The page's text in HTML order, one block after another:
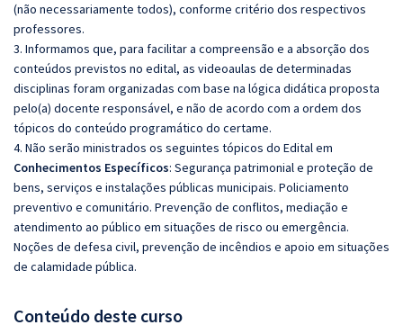
(não necessariamente todos), conforme critério dos respectivos
professores.
3. Informamos que, para facilitar a compreensão e a absorção dos
conteúdos previstos no edital, as videoaulas de determinadas
disciplinas foram organizadas com base na lógica didática proposta
pelo(a) docente responsável, e não de acordo com a ordem dos
tópicos do conteúdo programático do certame.
4. Não serão ministrados os seguintes tópicos do Edital em
Conhecimentos Específicos: Segurança patrimonial e proteção de
bens, serviços e instalações públicas municipais. Policiamento
preventivo e comunitário. Prevenção de conflitos, mediação e
atendimento ao público em situações de risco ou emergência.
Noções de defesa civil, prevenção de incêndios e apoio em situações
de calamidade pública.
Conteúdo deste curso